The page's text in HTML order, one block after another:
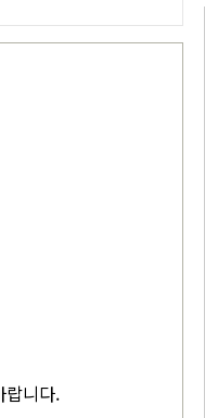
랍니다.